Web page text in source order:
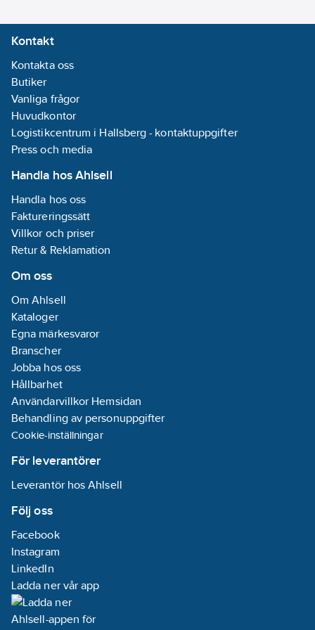
Kontakt
Kontakta oss
Butiker
Vanliga frågor
Huvudkontor
Logistikcentrum i Hallsberg - kontaktuppgifter
Press och media
Handla hos Ahlsell
Handla hos oss
Faktureringssätt
Villkor och priser
Retur & Reklamation
Om oss
Om Ahlsell
Kataloger
Egna märkesvaror
Branscher
Jobba hos oss
Hållbarhet
Användarvillkor Hemsidan
Behandling av personuppgifter
Cookie-inställningar
För leverantörer
Leverantör hos Ahlsell
Följ oss
Facebook
Instagram
LinkedIn
Ladda ner vår app